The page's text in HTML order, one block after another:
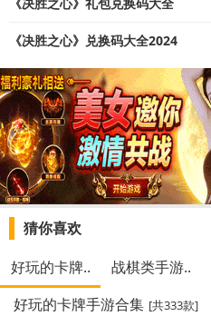
《决胜之心》兑换码大全2024
猜你喜欢
好玩的卡牌..
战棋类手游..
好玩的卡牌手游合集 [共333款]